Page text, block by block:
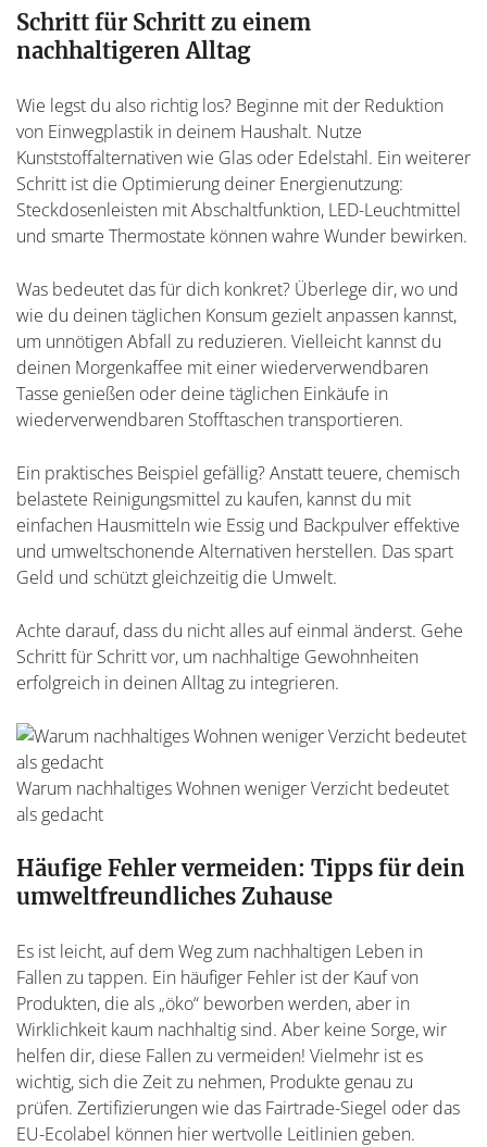
Schritt für Schritt zu einem
nachhaltigeren Alltag
Wie legst du also richtig los? Beginne mit der Reduktion
von Einwegplastik in deinem Haushalt. Nutze
Kunststoffalternativen wie Glas oder Edelstahl. Ein weiterer
Schritt ist die Optimierung deiner Energienutzung:
Steckdosenleisten mit Abschaltfunktion, LED-Leuchtmittel
und smarte Thermostate können wahre Wunder bewirken.
Was bedeutet das für dich konkret? Überlege dir, wo und
wie du deinen täglichen Konsum gezielt anpassen kannst,
um unnötigen Abfall zu reduzieren. Vielleicht kannst du
deinen Morgenkaffee mit einer wiederverwendbaren
Tasse genießen oder deine täglichen Einkäufe in
wiederverwendbaren Stofftaschen transportieren.
Ein praktisches Beispiel gefällig? Anstatt teuere, chemisch
belastete Reinigungsmittel zu kaufen, kannst du mit
einfachen Hausmitteln wie Essig und Backpulver effektive
und umweltschonende Alternativen herstellen. Das spart
Geld und schützt gleichzeitig die Umwelt.
Achte darauf, dass du nicht alles auf einmal änderst. Gehe
Schritt für Schritt vor, um nachhaltige Gewohnheiten
erfolgreich in deinen Alltag zu integrieren.
Warum nachhaltiges Wohnen weniger Verzicht bedeutet
als gedacht
Häufige Fehler vermeiden: Tipps für dein
umweltfreundliches Zuhause
Es ist leicht, auf dem Weg zum nachhaltigen Leben in
Fallen zu tappen. Ein häufiger Fehler ist der Kauf von
Produkten, die als „öko“ beworben werden, aber in
Wirklichkeit kaum nachhaltig sind. Aber keine Sorge, wir
helfen dir, diese Fallen zu vermeiden! Vielmehr ist es
wichtig, sich die Zeit zu nehmen, Produkte genau zu
prüfen. Zertifizierungen wie das Fairtrade-Siegel oder das
EU-Ecolabel können hier wertvolle Leitlinien geben.